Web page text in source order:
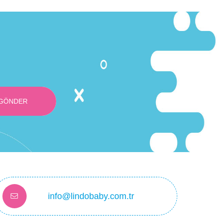
info@lindobaby.com.tr